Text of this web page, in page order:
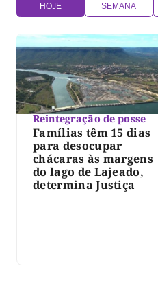
HOJE SEMANA
Reintegração de posse
Famílias têm 15 dias
para desocupar
chácaras às margens
do lago de Lajeado,
determina Justiça